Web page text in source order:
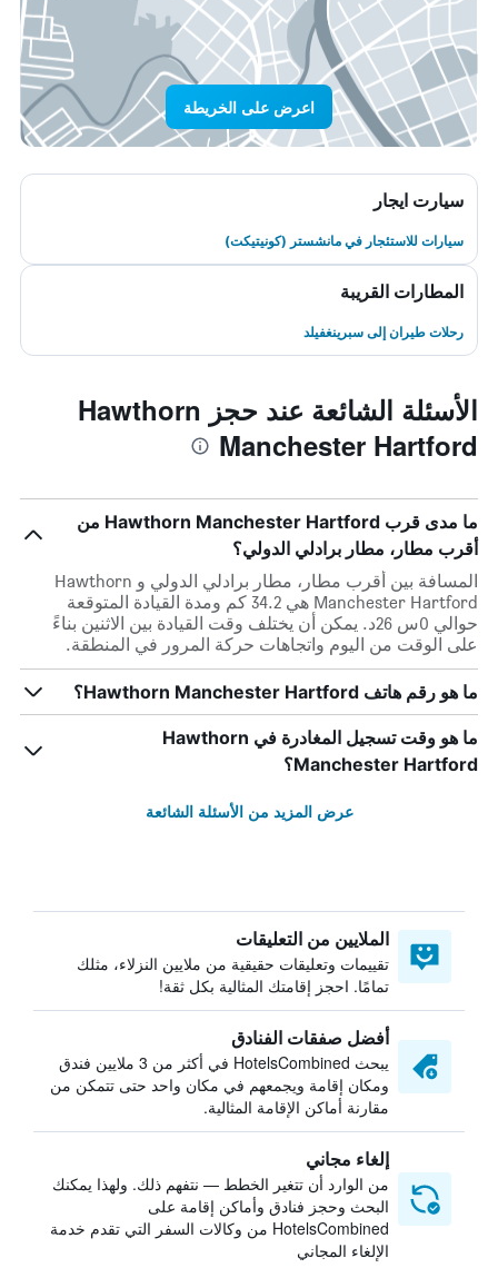
اعرض على الخريطة
سيارت ايجار
سيارات للاستئجار في مانشستر (كونيتيكت)
المطارات القريبة
رحلات طيران إلى سبرينغفيلد
الأسئلة الشائعة عند حجز Hawthorn
Manchester Hartford
ما مدى قرب Hawthorn Manchester Hartford من
أقرب مطار، مطار برادلي الدولي؟
المسافة بين أقرب مطار، مطار برادلي الدولي و Hawthorn
Manchester Hartford هي 34.2 كم ومدة القيادة المتوقعة
حوالي 0س 26د. يمكن أن يختلف وقت القيادة بين الاثنين بناءً
على الوقت من اليوم واتجاهات حركة المرور في المنطقة.
ما هو رقم هاتف Hawthorn Manchester Hartford؟
ما هو وقت تسجيل المغادرة في Hawthorn
Manchester Hartford؟
عرض المزيد من الأسئلة الشائعة
الملايين من التعليقات
تقييمات وتعليقات حقيقية من ملايين النزلاء، مثلك
تمامًا. احجز إقامتك المثالية بكل ثقة!
أفضل صفقات الفنادق
يبحث HotelsCombined في أكثر من 3 ملايين فندق
ومكان إقامة ويجمعهم في مكان واحد حتى تتمكن من
مقارنة أماكن الإقامة المثالية.
إلغاء مجاني
من الوارد أن تتغير الخطط — نتفهم ذلك. ولهذا يمكنك
البحث وحجز فنادق وأماكن إقامة على
HotelsCombined من وكالات السفر التي تقدم خدمة
الإلغاء المجاني